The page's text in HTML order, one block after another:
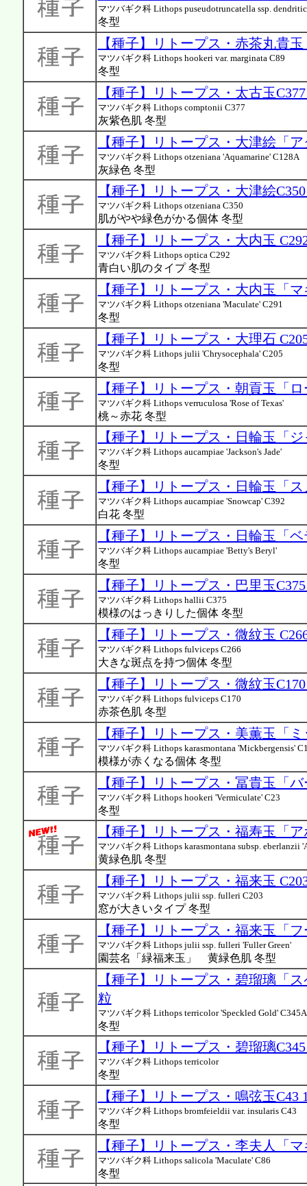
マツバギク科 Lithops puseudotruncatella ssp.
冬型
【種子】リトープス・赤茶丸貴玉
マツバギク科 Lithops hookeri var. marginata C89
冬型
【種子】リトープス・太古玉
マツバギク科 Lithops comptonii C377
灰紫色肌 冬型
【種子】リトープス・大津絵「
マツバギク科 Lithops otzeniana 'Aquamarine' C128A
灰緑色 冬型
【種子】リトープス・大津絵
マツバギク科 Lithops otzeniana C350
肌がやや緑色がかる個体 冬型
【種子】リトープス・大内玉
マツバギク科 Lithops optica C292
青白い肌のタイプ 冬型
【種子】リトープス・大内玉「
マツバギク科 Lithops otzeniana 'Maculate' C291
冬型
【種子】リトープス・大理石
マツバギク科 Lithops julii 'Chrysocephala' C205
冬型
【種子】リトープス・朝貢玉「
マツバギク科 Lithops verruculosa 'Rose of Texas'
桃～赤花 冬型
【種子】リトープス・日輪玉「
マツバギク科 Lithops aucampiae 'Jackson's Jade'
冬型
【種子】リトープス・日輪玉「
マツバギク科 Lithops aucampiae 'Snowcap' C392
白花 冬型
【種子】リトープス・日輪玉「
マツバギク科 Lithops aucampiae 'Betty's Beryl'
冬型
【種子】リトープス・巴里玉
マツバギク科 Lithops hallii C375
模様のはっきりした個体 冬型
【種子】リトープス・微紋玉
マツバギク科 Lithops fulviceps C266
大きな斑点を持つ個体 冬型
【種子】リトープス・微紋玉
マツバギク科 Lithops fulviceps C170
赤茶色肌 冬型
【種子】リトープス・美薫玉「
マツバギク科 Lithops karasmontana 'Mickbergensis'
模様が赤くなる個体 冬型
【種子】リトープス・冨貴玉「
マツバギク科 Lithops hookeri 'Vermiculate' C23
冬型
【種子】リトープス・福寿玉「
マツバギク科 Lithops karasmontana subsp. eberlanzii
黄緑色肌 冬型
【種子】リトープス・福来玉
マツバギク科 Lithops julii ssp. fulleri C203
窓が大きいタイプ 冬型
【種子】リトープス・福来玉「
マツバギク科 Lithops julii ssp. fulleri 'Fuller Green'
園芸名「緑福来玉」 黄緑色肌 冬型
【種子】リトープス・碧瑠璃「
粒
マツバギク科 Lithops terricolor 'Speckled Gold' C345A
冬型
【種子】リトープス・碧瑠璃
マツバギク科 Lithops terricolor
冬型
【種子】リトープス・鳴弦玉C43
マツバギク科 Lithops bromfeieldii var. insularis C43
冬型
【種子】リトープス・李夫人「
マツバギク科 Lithops salicola 'Maculate' C86
冬型